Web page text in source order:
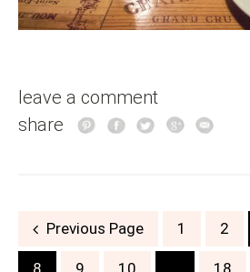
leave a comment
share
Posts
Previous Page 1 2
8 9 10 … 18